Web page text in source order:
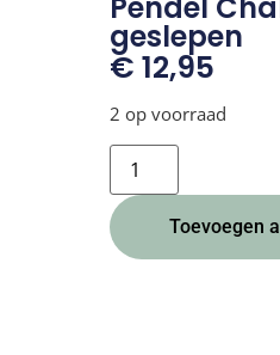
geslepen
€ 12,95
2 op voorraad
Toevoegen